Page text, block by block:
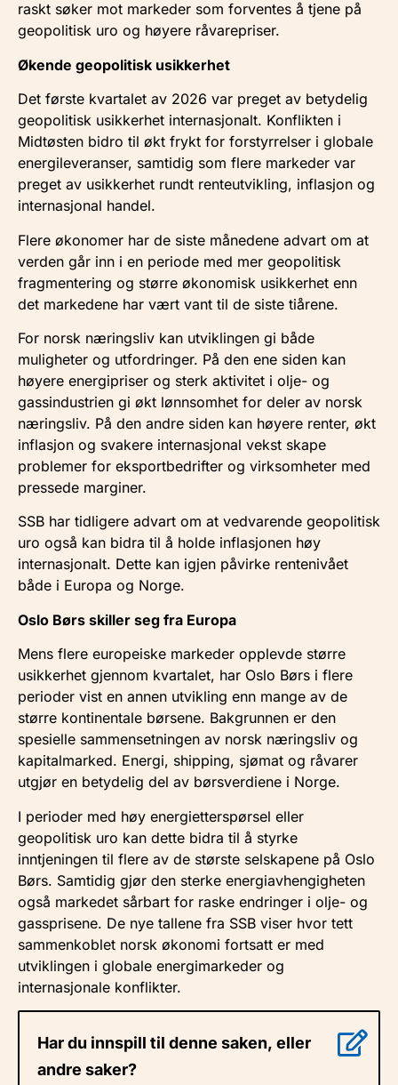
raskt søker mot markeder som forventes å tjene på
geopolitisk uro og høyere råvarepriser.
Økende geopolitisk usikkerhet
Det første kvartalet av 2026 var preget av betydelig
geopolitisk usikkerhet internasjonalt. Konflikten i
Midtøsten bidro til økt frykt for forstyrrelser i globale
energileveranser, samtidig som flere markeder var
preget av usikkerhet rundt renteutvikling, inflasjon og
internasjonal handel.
Flere økonomer har de siste månedene advart om at
verden går inn i en periode med mer geopolitisk
fragmentering og større økonomisk usikkerhet enn
det markedene har vært vant til de siste tiårene.
For norsk næringsliv kan utviklingen gi både
muligheter og utfordringer. På den ene siden kan
høyere energipriser og sterk aktivitet i olje- og
gassindustrien gi økt lønnsomhet for deler av norsk
næringsliv. På den andre siden kan høyere renter, økt
inflasjon og svakere internasjonal vekst skape
problemer for eksportbedrifter og virksomheter med
pressede marginer.
SSB har tidligere advart om at vedvarende geopolitisk
uro også kan bidra til å holde inflasjonen høy
internasjonalt. Dette kan igjen påvirke rentenivået
både i Europa og Norge.
Oslo Børs skiller seg fra Europa
Mens flere europeiske markeder opplevde større
usikkerhet gjennom kvartalet, har Oslo Børs i flere
perioder vist en annen utvikling enn mange av de
større kontinentale børsene. Bakgrunnen er den
spesielle sammensetningen av norsk næringsliv og
kapitalmarked. Energi, shipping, sjømat og råvarer
utgjør en betydelig del av børsverdiene i Norge.
I perioder med høy energietterspørsel eller
geopolitisk uro kan dette bidra til å styrke
inntjeningen til flere av de største selskapene på Oslo
Børs. Samtidig gjør den sterke energiavhengigheten
også markedet sårbart for raske endringer i olje- og
gassprisene. De nye tallene fra SSB viser hvor tett
sammenkoblet norsk økonomi fortsatt er med
utviklingen i globale energimarkeder og
internasjonale konflikter.
Har du innspill til denne saken, eller
andre saker?